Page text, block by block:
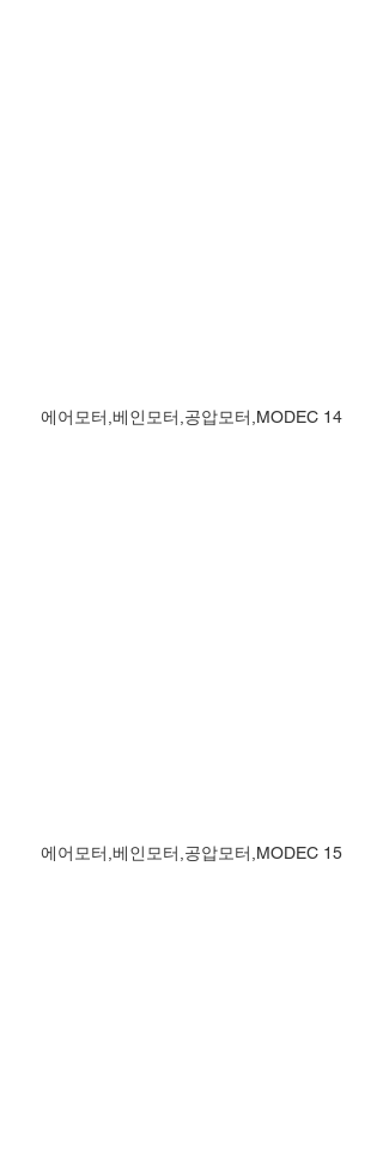
에어모터,베인모터,공압모터,MODEC 14
에어모터,베인모터,공압모터,MODEC 15